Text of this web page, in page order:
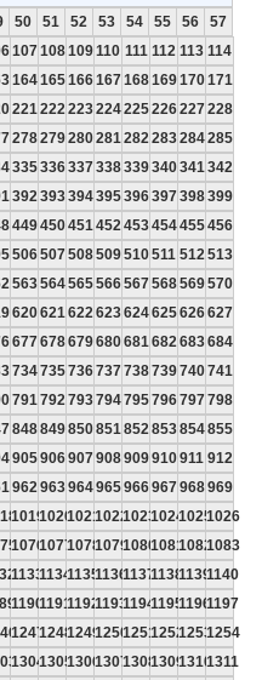
50 51 52 53 54 55 56
57
107108109110 111 112 113 114
164165166167168169170171
221 222 223224225226227228
278279280281 282 283284285
335336337338339340341 342
392 393394395396397398399
449450451 452 453454455456
506507508509510511 512 513
563564565566567568569570
620621 622 623624625626627
677678679680681 682 683684
734735736737738739740741
791 792 793794795796797798
848849850851 852 853854855
905906907908909910911 912
962 963964965966967968969
10191020102110221023102410251026
10761077107810791080108110821083
11331134113511361137113811391140
11901191119211931194119511961197
12471248124912501251125212531254
13041305130613071308130913101311